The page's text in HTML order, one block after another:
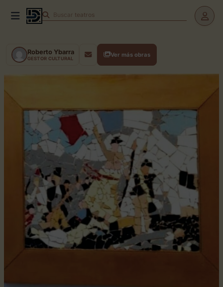
Buscar teatros
Roberto Ybarra
GESTOR CULTURAL
Ver más obras